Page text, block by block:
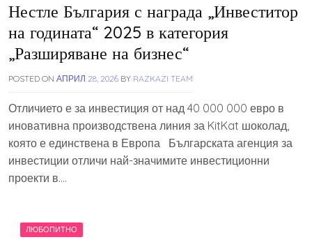
Нестле България с награда „Инвеститор
на годината“ 2025 в категория
„Разширяване на бизнес“
POSTED ON АПРИЛ 28, 2026 BY RAZKAZI TEAM
Отличието е за инвестиция от над 40 000 000 евро в
иновативна производствена линия за KitKat шоколад,
която е единствена в Европа Българската агенция за
инвестиции отличи най-значимите инвестиционни
проекти в….
ЛЮБОПИТНО